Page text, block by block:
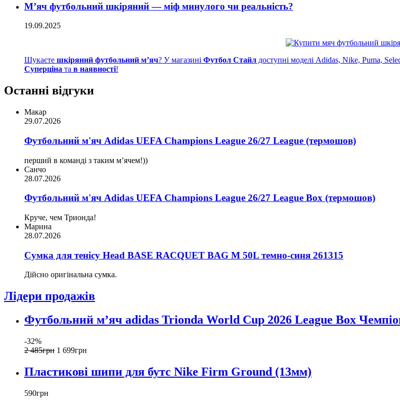
М’яч футбольний шкіряний — міф минулого чи реальність?
19.09.2025
Шукаєте шкіряний футбольний м’яч? У магазині Футбол Стайл доступні моделі Adidas, Nike, Puma,
Суперціна та в наявності!
Останні відгуки
Макар
29.07.2026
Футбольний м'яч Adidas UEFA Champions League 26/27 League (термошов)
перший в команді з таким мʼячем!))
Санчо
28.07.2026
Футбольний м'яч Adidas UEFA Champions League 26/27 League Box (термошов)
Круче, чем Трионда!
Марина
28.07.2026
Сумка для тенісу Head BASE RACQUET BAG M 50L темно-синя 261315
Дійсно оригінальна сумка.
Лідери продажів
Футбольний м’яч adidas Trionda World Cup 2026 League Box
-32%
2 485грн 1 699грн
Пластикові шипи для бутс Nike Firm Ground (13мм)
590грн